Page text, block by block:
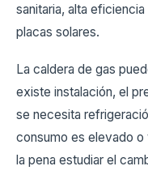
sanitaria, alta
placas solares.
La caldera de gas
existe instalación, el
se necesita
consumo es elevado
la pena estudiar el